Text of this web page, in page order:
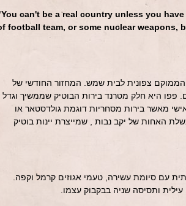
can't be a real country unless you
football team, or some nuclear weapons,
במושב צלפון הממוקם צפונית לבית שמש. המחזור החודשי של
כאשר יש 8 סוגי בירה שונים. פפו היא חלק מטרנד בירות הבוטיק שממשיך וגדל
מאשר בירות מסחריות דוגמת גולדסטאר או
האחות של יקב נבות , שמייצרת יינות בוטיק
עם סיומת עשירה, טעמי אגוזים קרמל וקפה.